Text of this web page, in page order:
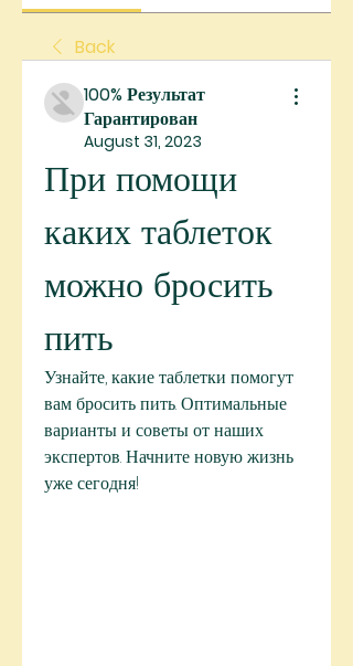
Back
100% Результат
Гарантирован
August 31, 2023
При помощи
каких таблеток
можно бросить
пить
Узнайте, какие таблетки помогут
вам бросить пить. Оптимальные
варианты и советы от наших
экспертов. Начните новую жизнь
уже сегодня!